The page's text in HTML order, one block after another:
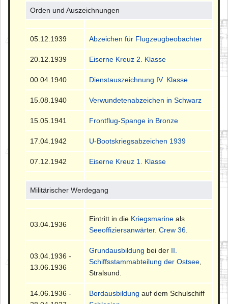
Orden und Auszeichnungen
05.12.1939 Abzeichen für Flugzeugbeobachter
20.12.1939 Eiserne Kreuz 2. Klasse
00.04.1940 Dienstauszeichnung IV. Klasse
15.08.1940 Verwundetenabzeichen in Schwarz
15.05.1941 Frontflug-Spange in Bronze
17.04.1942 U-Bootskriegsabzeichen 1939
07.12.1942 Eiserne Kreuz 1. Klasse
Militärischer Werdegang
03.04.1936
Eintritt in die Kriegsmarine als
Seeoffiziersanwärter.Crew 36
03.04.1936 -
13.06.1936
Grundausbildung bei der II.
Schiffsstammabteilung der Ostsee
Stralsund.
14.06.1936 -
Bordausbildung auf dem Schulschiff